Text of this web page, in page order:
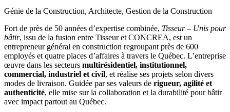
Génie de la Construction, Architecte, Gestion de la Construction
Fort de près de 50 années d’expertise combinée, Tisseur – Unis pour
bâtir, issu de la fusion entre Tisseur et CONCREA, est un
entrepreneur général en construction regroupant près de 600
employés et quatre places d’affaires à travers le Québec. L’entreprise
œuvre dans les secteurs multirésidentiel, institutionnel,
commercial, industriel et civil, et réalise ses projets selon divers
modes de livraison. Guidée par ses valeurs de rigueur, agilité et
authenticité, elle mise sur la collaboration et la durabilité pour bâtir
avec impact partout au Québec.